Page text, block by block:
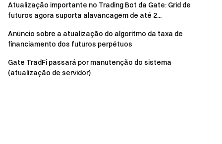
Atualização importante no Trading Bot da Gate: Grid de
futuros agora suporta alavancagem de até 2...
Anúncio sobre a atualização do algoritmo da taxa de
financiamento dos futuros perpétuos
Gate TradFi passará por manutenção do sistema
(atualização de servidor)